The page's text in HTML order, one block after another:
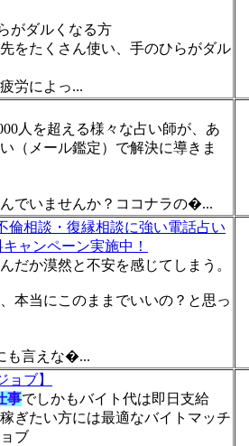
がダルくなる方
をたくさん使い、手のひらがダル
労によっ...
人を超える様々な占い師が、あ
（メール鑑定）で解決に導きま
でいませんか？ココナラの�...
倫相談・復縁相談に強い電話占い
ャンペーン実施中！
だか漠然と不安を感じてしまう。
本当にこのままでいいの？と思っ
も言えな�...
ブ】
事でしかもバイト代は即日支給
ぎたい方には最適なバイトマッチ
ブ